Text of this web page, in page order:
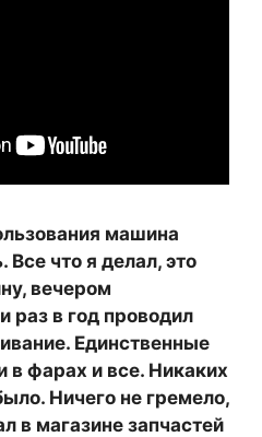
машина
Все что я делал, это
вечером
раз в год проводил
Единственные
в фарах и все. Никаких
Ничего не гремело,
в магазине запчастей